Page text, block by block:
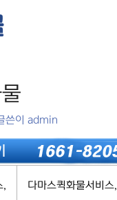
쓴이admin
, 다마스퀵화물서비스,